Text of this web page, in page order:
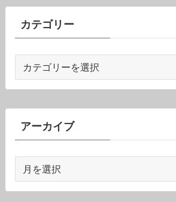
カテゴリー
ゴ
ーアーカイブ
カ